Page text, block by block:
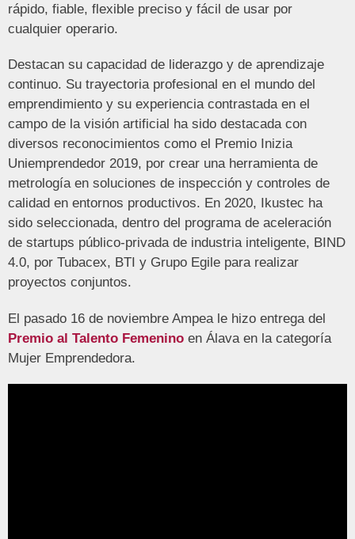
rápido, fiable, flexible preciso y fácil de usar por
cualquier operario.
Destacan su capacidad de liderazgo y de aprendizaje
continuo. Su trayectoria profesional en el mundo del
emprendimiento y su experiencia contrastada en el
campo de la visión artificial ha sido destacada con
diversos reconocimientos como el Premio Inizia
Uniemprendedor 2019, por crear una herramienta de
metrología en soluciones de inspección y controles de
calidad en entornos productivos. En 2020, Ikustec ha
sido seleccionada, dentro del programa de aceleración
de startups público-privada de industria inteligente, BIND
4.0, por Tubacex, BTI y Grupo Egile para realizar
proyectos conjuntos.
El pasado 16 de noviembre Ampea le hizo entrega del
Premio al Talento Femenino en Álava en la categoría
Mujer Emprendedora.